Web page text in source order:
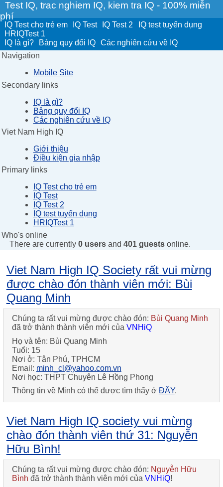
Test IQ, trac nghiem IQ, kiem tra IQ - 100% miễn
phí
IQ Test cho trẻ em IQ Test IQ Test 2
IQ test tuyển dụng
HRIQTest 1
IQ là gì?
Bảng quy đổi IQ
Các nghiên cứu về IQ
Navigation
Mobile Site
Secondary links
IQ là gì?
Bảng quy đổi IQ
Các nghiên cứu về IQ
Viet Nam High IQ
Giới thiệu
Điều kiện gia nhập
Primary links
IQ Test cho trẻ em
IQ Test
IQ Test 2
IQ test tuyển dụng
HRIQTest 1
Who's online
There are currently 0 usersand 401 guestsonline.
Viet Nam High IQ Society rất vui mừng
được chào đón thành viên mới: Bùi
Quang Minh
Chúng ta rất vui mừng được chào đón: Bùi Quang Minh
đã trở thành thành viên mới của VNHiQ
Họ và tên: Bùi Quang Minh
Tuổi: 15
Nơi ở: Tân Phú, TPHCM
Email: minh_cl@yahoo.com.vn
Nơi học: THPT Chuyên Lê Hồng Phong
Thông tin về Minh có thể được tìm thấy ở ĐÂY.
Viet Nam High IQ society vui mừng
chào đón thành viên thứ 31: Nguyễn
Hữu Bình!
Chúng ta rất vui mừng được chào đón: Nguyễn Hữu
Bình đã trở thành thành viên mới của VNHiQ!